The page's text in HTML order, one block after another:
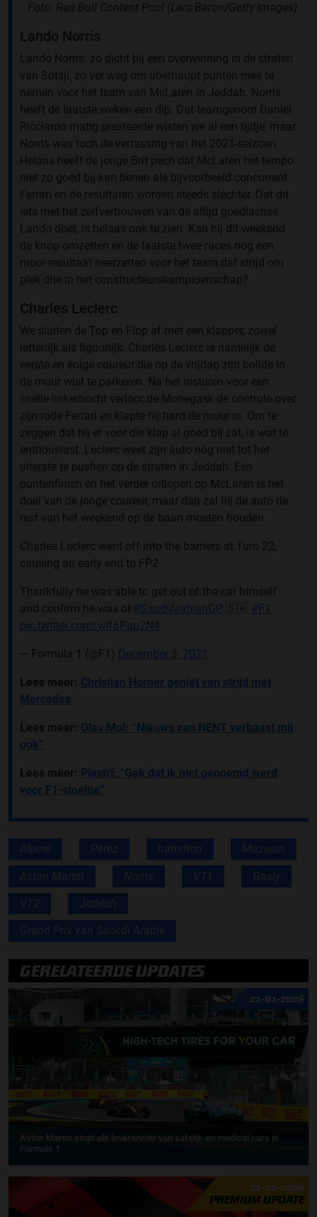
Foto: Red Bull Content Pool (Lars Baron/Getty Images)
Lando Norris
Lando Norris: zo dicht bij een overwinning in de straten
van Sotsji, zo ver weg om überhaupt punten mee te
nemen voor het team van McLaren in Jeddah. Norris
heeft de laatste weken een dip. Dat teamgenoot Daniel
Ricciardo matig presteerde wisten we al een tijdje, maar
Norris was toch de verrassing van het 2021-seizoen.
Helaas heeft de jonge Brit pech dat McLaren het tempo
niet zo goed bij kan benen als bijvoorbeeld concurrent
Ferrari en de resultaten worden steeds slechter. Dat dit
iets met het zelfvertrouwen van de altijd goedlachse
Lando doet, is helaas ook te zien. Kan hij dit weekend
de knop omzetten en de laatste twee races nog een
mooi resultaat neerzetten voor het team dat strijd om
plek drie in het constructeurskampioenschap?
Charles Leclerc
We sluiten de Top en Flop af met een klapper, zowel
letterlijk als figuurlijk. Charles Leclerc is namelijk de
eerste en enige coureur die op de vrijdag zijn bolide in
de muur wist te parkeren. Na het insturen voor een
snelle linkerbocht verloor de Monegask de controle over
zijn rode Ferrari en klapte hij hard de muur in. Om te
zeggen dat hij er voor die klap al goed bij zat, is wat te
enthousiast. Leclerc weet zijn auto nog niet tot het
uiterste te pushen op de straten in Jeddah. Een
puntenfinish en het verder uitlopen op McLaren is het
doel van de jonge coureur, maar dan zal hij de auto de
rest van het weekend op de baan moeten houden.
Charles Leclerc went off into the barriers at Turn 22,
causing an early end to FP2
Thankfully he was able to get out of the car himself
and confirm he was ok#SaudiArabianGP 🇸🇦 #F1
pic.twitter.com/wif6Pau2N4
— Formula 1 (@F1) December 3, 2021
Lees meer: Christian Horner geniet van strijd met
Mercedes
Lees meer: Olav Mol: “Nieuws van NENT verbaast mij
ook”
Lees meer: Piastri: “Gek dat ik niet genoemd werd
voor F1-stoeltje”
Alpine Perez hamilton Mazepin
Aston Martin Norris VT1 Gasly
VT2 Jeddah
Grand Prix van Saoedi Arabie
GERELATEERDE UPDATES
21-01-2026
Aston Martin stopt als leverancier van safety- en medical cars in
Formule 1
21-01-2026
PREMIUM UPDATE